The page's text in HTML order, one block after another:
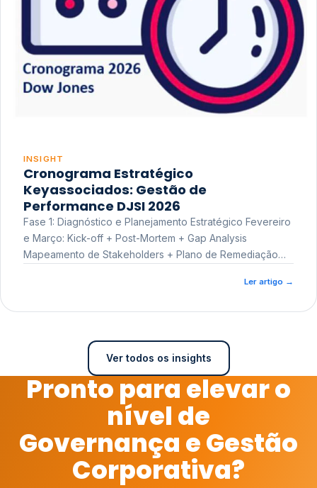
INSIGHT
Cronograma Estratégico
Keyassociados: Gestão de
Performance DJSI 2026
Fase 1: Diagnóstico e Planejamento Estratégico Fevereiro
e Março: Kick-off + Post-Mortem + Gap Analysis
Mapeamento de Stakeholders + Plano de Remediação
Ler artigo →
Ver todos os insights
Pronto para elevar o
nível de
Governança e Gestão
Corporativa?